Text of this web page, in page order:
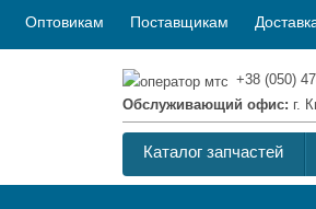
Оптовикам Поставщикам
+38 (050)
Обслуживающий офис: г.
Каталог запчастей